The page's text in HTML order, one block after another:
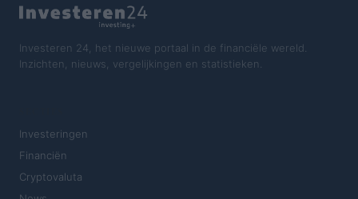
Investeren 24, het nieuwe portaal in de financiële wereld.
Inzichten, nieuws, vergelijkingen en statistieken.
Investeringen
Financiën
Cryptovaluta